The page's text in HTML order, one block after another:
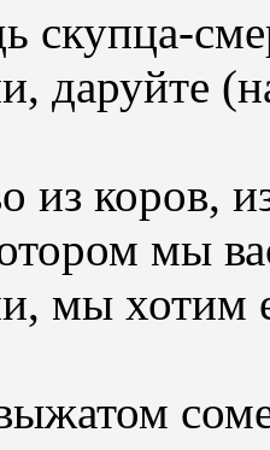
скупца-
даруйте
из коров,
мы
мы хотим